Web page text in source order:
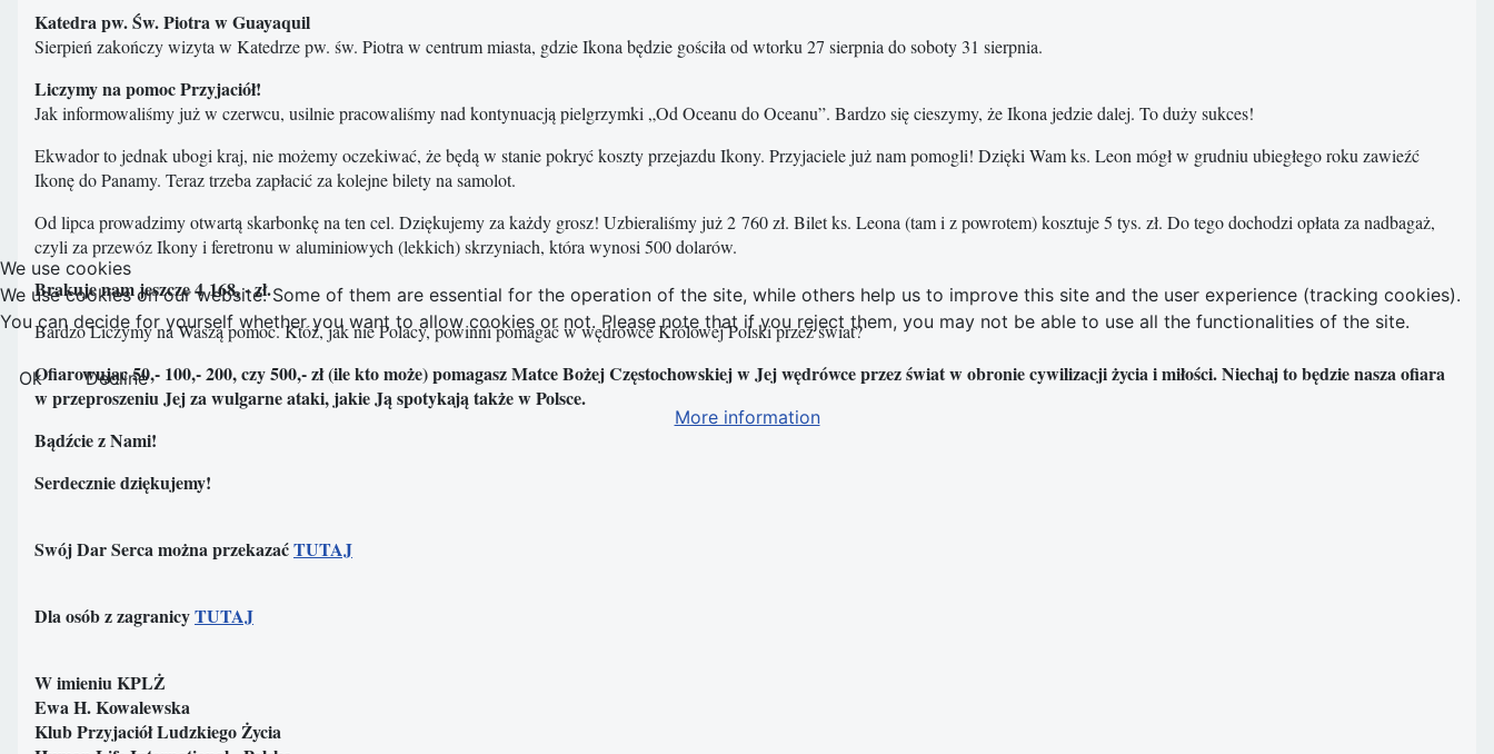
Katedra pw. Św. Piotra w Guayaquil
Sierpień zakończy wizyta w Katedrze pw. św. Piotra w centrum miasta, gdzie Ikona będzie gościła od wtorku 27 sierpnia do soboty 31 sierpnia.
Liczymy na pomoc Przyjaciół!
Jak informowaliśmy już w czerwcu, usilnie pracowaliśmy nad kontynuacją pielgrzymki „Od Oceanu do Oceanu”. Bardzo się cieszymy, że Ikona jedzie dalej. To duży sukces!
Ekwador to jednak ubogi kraj, nie możemy oczekiwać, że będą w stanie pokryć koszty przejazdu Ikony. Przyjaciele już nam pomogli! Dzięki Wam ks. Leon mógł w grudniu ubiegłego roku zawieźć
Ikonę do Panamy. Teraz trzeba zapłacić za kolejne bilety na samolot.
Od lipca prowadzimy otwartą skarbonkę na ten cel. Dziękujemy za każdy grosz! Uzbieraliśmy już 2 760 zł. Bilet ks. Leona (tam i z powrotem) kosztuje 5 tys. zł. Do tego dochodzi opłata za nadbagaż,
czyli za przewóz Ikony i feretronu w aluminiowych (lekkich) skrzyniach, która wynosi 500 dolarów.
Brakuje nam jeszcze 4 168, - zł.
Bardzo Liczymy na Waszą pomoc. Któż, jak nie Polacy, powinni pomagać w wędrówce Królowej Polski przez świat?
Ofiarowując 50,- 100,- 200, czy 500,- zł (ile kto może) pomagasz Matce Bożej Częstochowskiej w Jej wędrówce przez świat w obronie cywilizacji życia i miłości. Niechaj to będzie nasza ofiara
w przeproszeniu Jej za wulgarne ataki, jakie Ją spotykają także w Polsce.
Bądźcie z Nami!
Serdecznie dziękujemy!
Swój Dar Serca można przekazaćTUTAJ
Dla osób z zagranicyTUTAJ
W imieniu KPLŻ
Ewa H. Kowalewska
Klub Przyjaciół Ludzkiego Życia
We use cookies
We use cookies on our website. Some of them are essential for the operation of the site, while others help us to improve this site and the user experience (tracking cookies).
You can decide for yourself whether you want to allow cookies or not. Please note that if you reject them, you may not be able to use all the functionalities of the site.
Ok
Decline
More information